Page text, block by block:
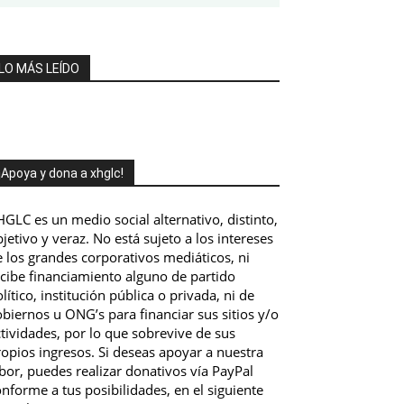
LO MÁS LEÍDO
y dona a xhglc!
es un medio social alternativo, distinto,
y veraz. No está sujeto a los intereses
los grandes corporativos mediáticos, ni
financiamiento alguno de partido
institución pública o privada, ni de
u ONG’s para financiar sus sitios y/o
por lo que sobrevive de sus
ingresos. Si deseas apoyar a nuestra
puedes realizar donativos vía PayPal
a tus posibilidades, en el siguiente